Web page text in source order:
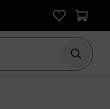
Suche